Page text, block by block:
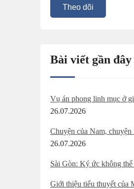
Bài viết gần đây
Vụ án phong linh mục ở
26.07.2026
Chuyện của Nam,
26.07.2026
Sài Gòn: Ký ức không thể
Giới thiệu tiểu thuyết của